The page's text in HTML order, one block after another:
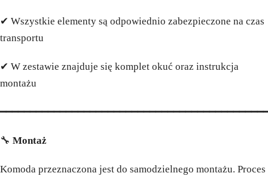
✔ Wszystkie elementy są odpowiednio zabezpieczone na czas
transportu
✔ W zestawie znajduje się komplet okuć oraz instrukcja
montażu
🔧 Montaż
Komoda przeznaczona jest do samodzielnego montażu. Proces